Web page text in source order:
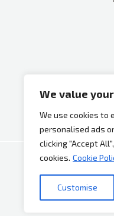
We value
We use cookies to
personalised ads
clicking "Accept
cookies. Cookie
Customise
Copyright © 2026 Bh